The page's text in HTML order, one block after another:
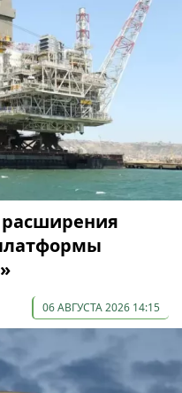
06 АВГУСТА 2026 14:15